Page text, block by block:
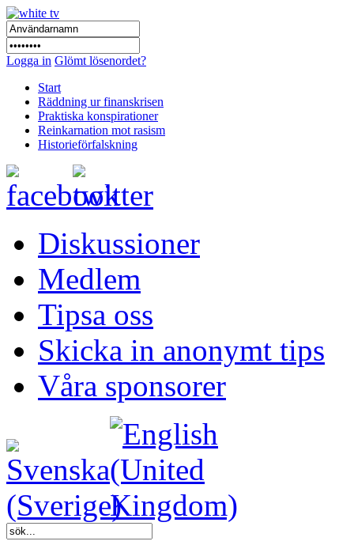
Logga in Glömt lösenordet?
Start
Räddning ur finanskrisen
Praktiska konspirationer
Reinkarnation mot rasism
Historieförfalskning
Diskussioner
Medlem
Tipsa oss
Skicka in anonymt tips
Våra sponsorer